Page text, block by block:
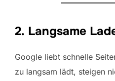
2. Langsame
Google liebt schnelle
zu langsam lädt, steigen